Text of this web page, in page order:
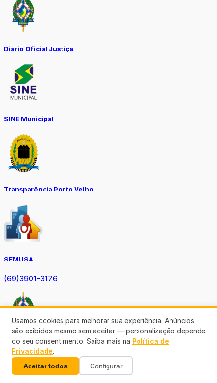
Diario Oficial Justiça
SINE Municipal
Transparência Porto Velho
SEMUSA
(69)3901-3176
Diário Oficial TCE-RO
Usamos cookies para melhorar sua experiência. Anúncios
são exibidos mesmo sem aceitar — personalização depende
do seu consentimento. Saiba mais na Política de
Privacidade.
Aceitar todos Configurar